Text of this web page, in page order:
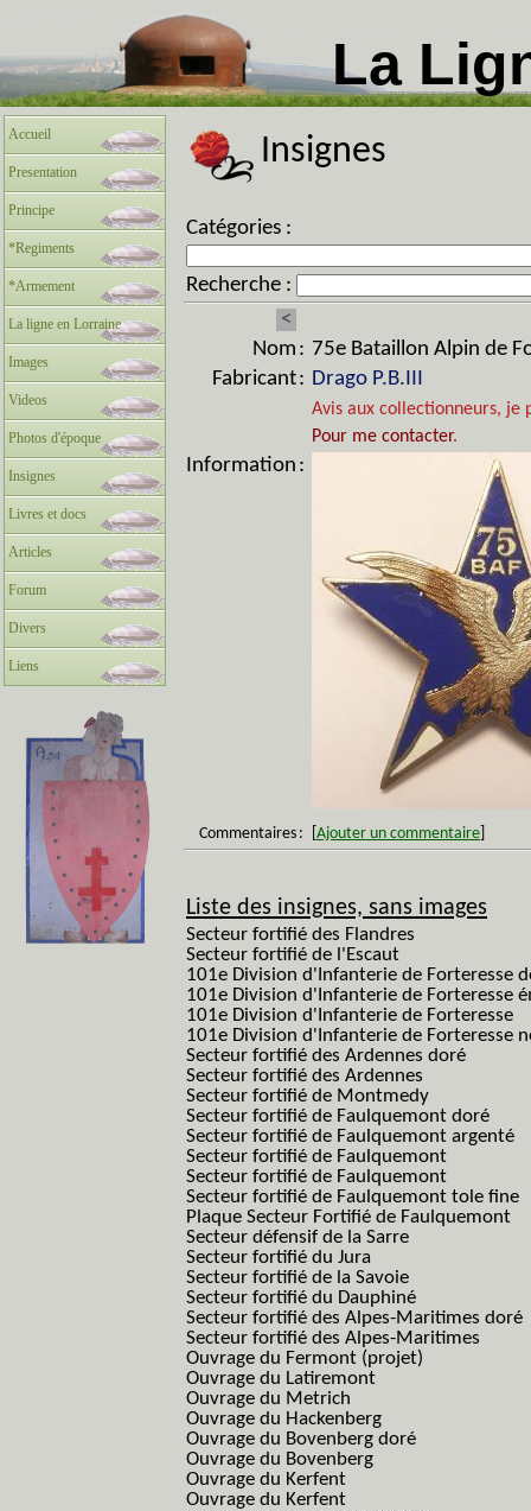
La
Accueil
Presentation
Principe
*Regiments
*Armement
La ligne en Lorraine
Images
Videos
Photos d'époque
Insignes
Livres et docs
Articles
Forum
Divers
Liens
Insignes
Catégories :
Recherche :
<
Nom : 75e Bataillon Alpin de
Fabricant: Drago P.B.III
Avis aux collectionneurs, je
Pour me contacter.
Information :
Commentaires : Ajouter un commentaire
Liste des insignes, sans images
Secteur fortifié des Flandres
Secteur fortifié de l'Escaut
101e Division d'Infanterie de Forteresse
101e Division d'Infanterie de Forteresse
101e Division d'Infanterie de Forteresse
101e Division d'Infanterie de Forteresse
Secteur fortifié des Ardennes doré
Secteur fortifié des Ardennes
Secteur fortifié de Montmedy
Secteur fortifié de Faulquemont doré
Secteur fortifié de Faulquemont argenté
Secteur fortifié de Faulquemont
Secteur fortifié de Faulquemont
Secteur fortifié de Faulquemont tole fine
Plaque Secteur Fortifié de Faulquemont
Secteur défensif de la Sarre
Secteur fortifié du Jura
Secteur fortifié de la Savoie
Secteur fortifié du Dauphiné
Secteur fortifié des Alpes-Maritimes doré
Secteur fortifié des Alpes-Maritimes
Ouvrage du Fermont (projet)
Ouvrage du Latiremont
Ouvrage du Metrich
Ouvrage du Hackenberg
Ouvrage du Bovenberg doré
Ouvrage du Bovenberg
Ouvrage du Kerfent
Ouvrage du Kerfent